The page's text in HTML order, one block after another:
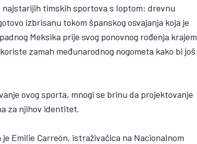
najstarijih timskih sportova s loptom: drevnu
izbrisanu tokom španskog osvajanja koja je
Meksika prije svog ponovnog rođenja krajem
zamah međunarodnog nogometa kako bi još
ovog sporta, mnogi se brinu da projektovanje
za njihov identitet.
Emilie Carreón, istraživačica na Nacionalnom